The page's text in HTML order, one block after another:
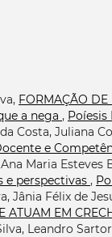
FORMAÇÃO
a nega , Poíesis
Costa, Juliana
e
Maria Esteves
e perspectivas ,
Jânia Félix de
ATUAM EM
Leandro